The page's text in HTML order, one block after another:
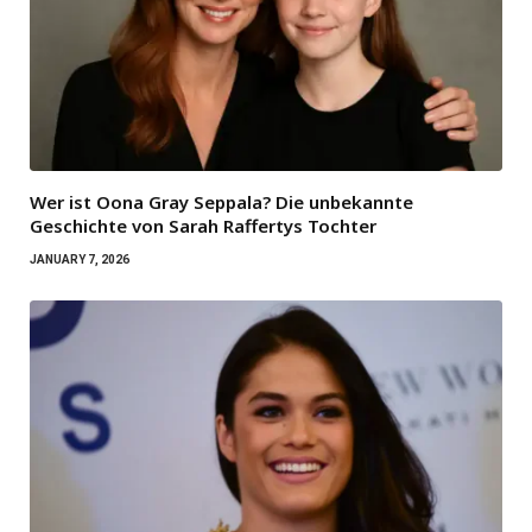
Wer ist Oona Gray Seppala? Die unbekannte
Geschichte von Sarah Raffertys Tochter
JANUARY 7, 2026